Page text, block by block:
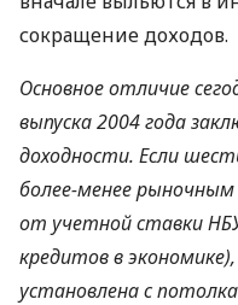
сокращение доходов.
Основное отличие
выпуска 2004 года
доходности. Если
более-менее рыночным
от учетной ставки
кредитов в
установлена с